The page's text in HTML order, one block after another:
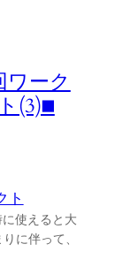
ワーク
(3)■
ト
使えると大
に伴って、